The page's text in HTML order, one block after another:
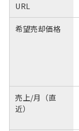
URL
希望売却価格
売上/月（直
近）